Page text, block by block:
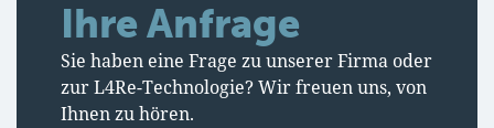
Ihre Anfrage
Sie haben eine Frage zu unserer Firma oder
zur L4Re-Technologie? Wir freuen uns, von
Ihnen zu hören.